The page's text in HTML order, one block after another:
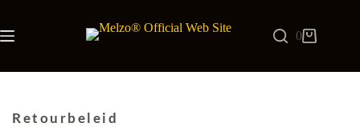
0
Retourbeleid